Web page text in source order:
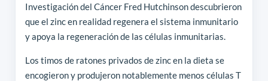
Investigación del Cáncer Fred Hutchinson descubrieron
que el zinc en realidad regenera el sistema inmunitario
y apoya la regeneración de las células inmunitarias.
Los timos de ratones privados de zinc en la dieta se
encogieron y produjeron notablemente menos células T